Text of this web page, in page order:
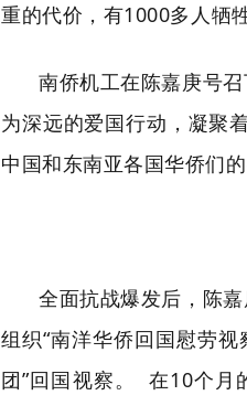
重的代价，有1000多人牺
南侨机工在陈嘉庚号
为深远的爱国行动，凝聚
中国和东南亚各国华侨们的
全面抗战爆发后，陈
组织“南洋华侨回国慰劳
团”回国视察。 在10个月